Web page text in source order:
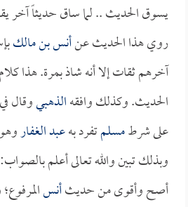
يسوق الحديث .. لما ساق حديثاً آخر
روي هذا الحديث عنأنس بن مالك
آخرهم ثقات إلا أنه شاذ بمرة. هذا كلام
الحديث. وكذلك وافقهالذهبيوقال
على شرطمسلمتفرد بهعبد الغفار
وبذلك تبين والله تعالى أعلم
أصح وأقوى من حديثأنس